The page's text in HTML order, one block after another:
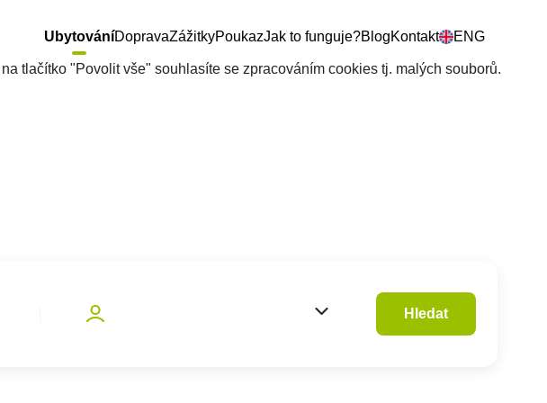
UbytováníDopravaZážitkyPoukazJak to funguje?BlogKontakt ENG
Hledat
tlačítko "Povolit vše" souhlasíte se zpracováním cookies tj. malých souborů.